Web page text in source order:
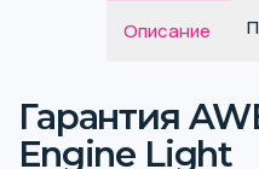
Описание
Гарантия
Engine Light